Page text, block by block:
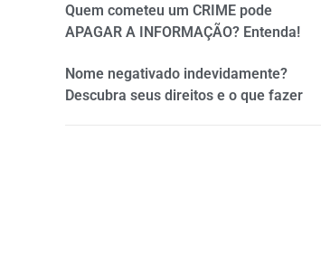
Quem cometeu um CRIME pode
APAGAR A INFORMAÇÃO? Entenda!
Nome negativado indevidamente?
Descubra seus direitos e o que fazer